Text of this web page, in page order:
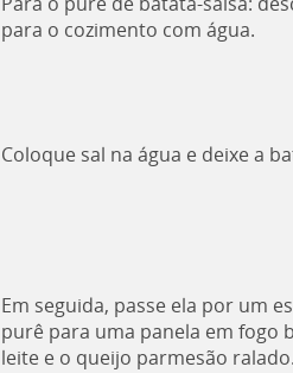
para o cozimento com água.
Coloque sal na água e deixe a
Em seguida, passe ela por um
purê para uma panela em fogo
leite e o queijo parmesão ralado.